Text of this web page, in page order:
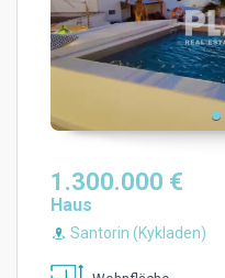
1.300.000 €
Haus
Santorin (Kykladen)